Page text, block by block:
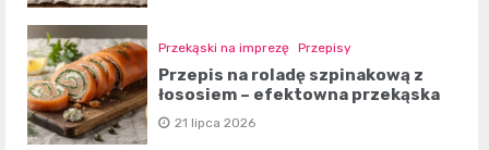
Przekąski na imprezę Przepisy
Przepis na roladę szpinakową z
łososiem – efektowna przekąska
21 lipca 2026